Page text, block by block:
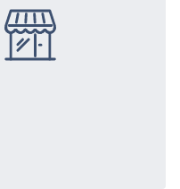
Logistik